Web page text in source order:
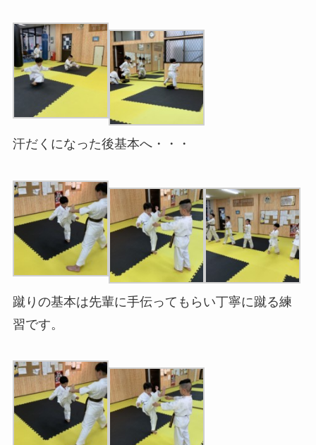
汗だくになった後基本へ・・・
蹴りの基本は先輩に手伝ってもらい丁寧に蹴る練
習です。